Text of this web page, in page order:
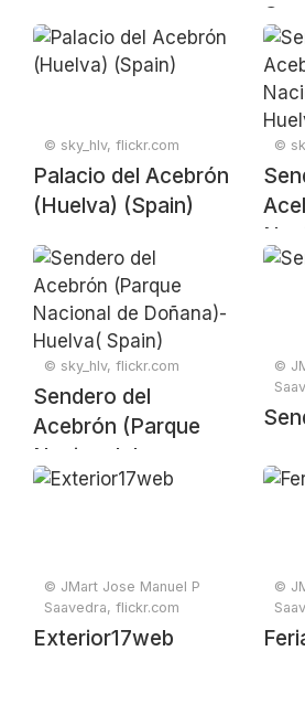
© sky_hlv, flickr.com
Palacio del Acebrón
(Huelva) (Spain)
©
© sky_hlv, flickr.com
Sendero del
Acebrón (Parque
Nacional de
Doñana)- Huelva(
©
© JMart Jose Manuel P
Saavedra, flickr.com
Exterior17web
©